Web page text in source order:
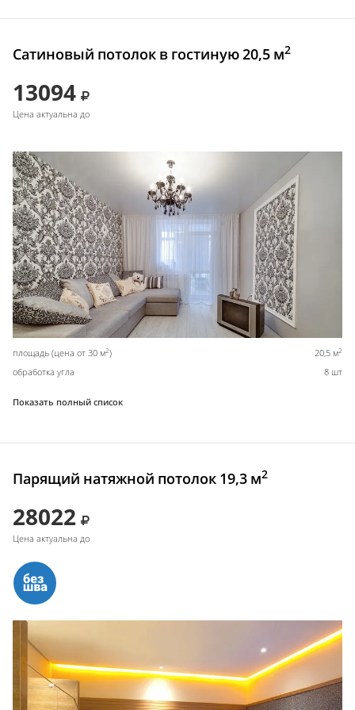
Сатиновый потолок в гостиную 20,5 м2
13094
Цена актуальна до
площадь (цена от 30 м2) 20,5 м2
обработка угла 8 шт
Показать полный список
Парящий натяжной потолок 19,3 м2
28022
Цена актуальна до